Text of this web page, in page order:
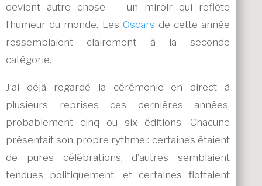
devient autre chose — un miroir qui reflète
l’humeur du monde. Les Oscars de cette année
ressemblaient clairement à la seconde
catégorie.
J’ai déjà regardé la cérémonie en direct à
plusieurs reprises ces dernières années,
probablement cinq ou six éditions. Chacune
présentait son propre rythme : certaines étaient
de pures célébrations, d’autres semblaient
tendues politiquement, et certaines flottaient